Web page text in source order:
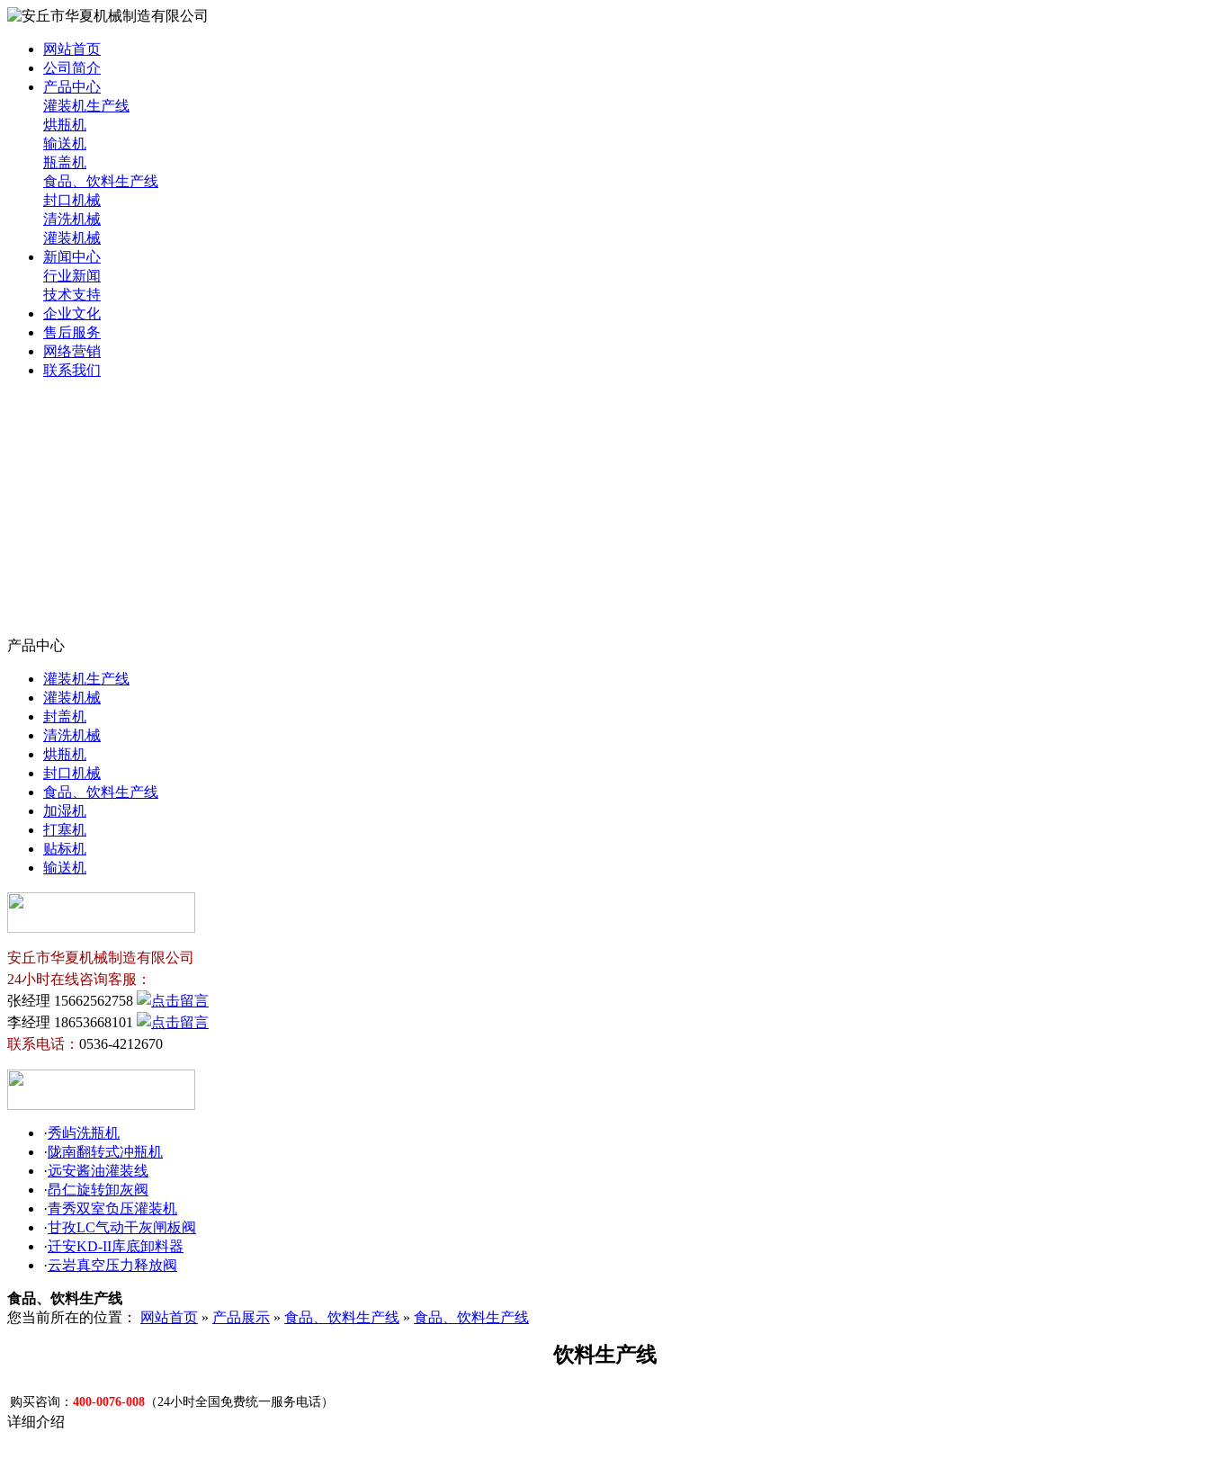
网站首页
公司简介
产品中心
灌装机生产线
烘瓶机
输送机
瓶盖机
食品、饮料生产线
封口机械
清洗机械
灌装机械
新闻中心
行业新闻
技术支持
企业文化
售后服务
网络营销
联系我们
产品中心
灌装机生产线
灌装机械
封盖机
清洗机械
烘瓶机
封口机械
食品、饮料生产线
加湿机
打塞机
贴标机
输送机
安丘市华夏机械制造有限公司
24小时在线咨询客服：
张经理 15662562758
李经理 18653668101
联系电话： 0536-4212670
·秀屿洗瓶机
·陇南翻转式冲瓶机
·远安酱油灌装线
·昂仁旋转卸灰阀
·青秀双室负压灌装机
·甘孜LC气动干灰闸板阀
·迁安KD-II库底卸料器
·云岩真空压力释放阀
食品、饮料生产线
您当前所在的位置：
网站首页 » 产品展示 » 食品、饮料生产线 » 食品、饮料生产线
饮料生产线
购买咨询： 400-0076-008 （24小时全国免费统一服务电话）
详细介绍